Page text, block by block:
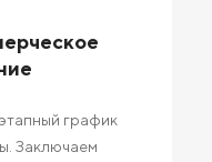
график
Заключаем